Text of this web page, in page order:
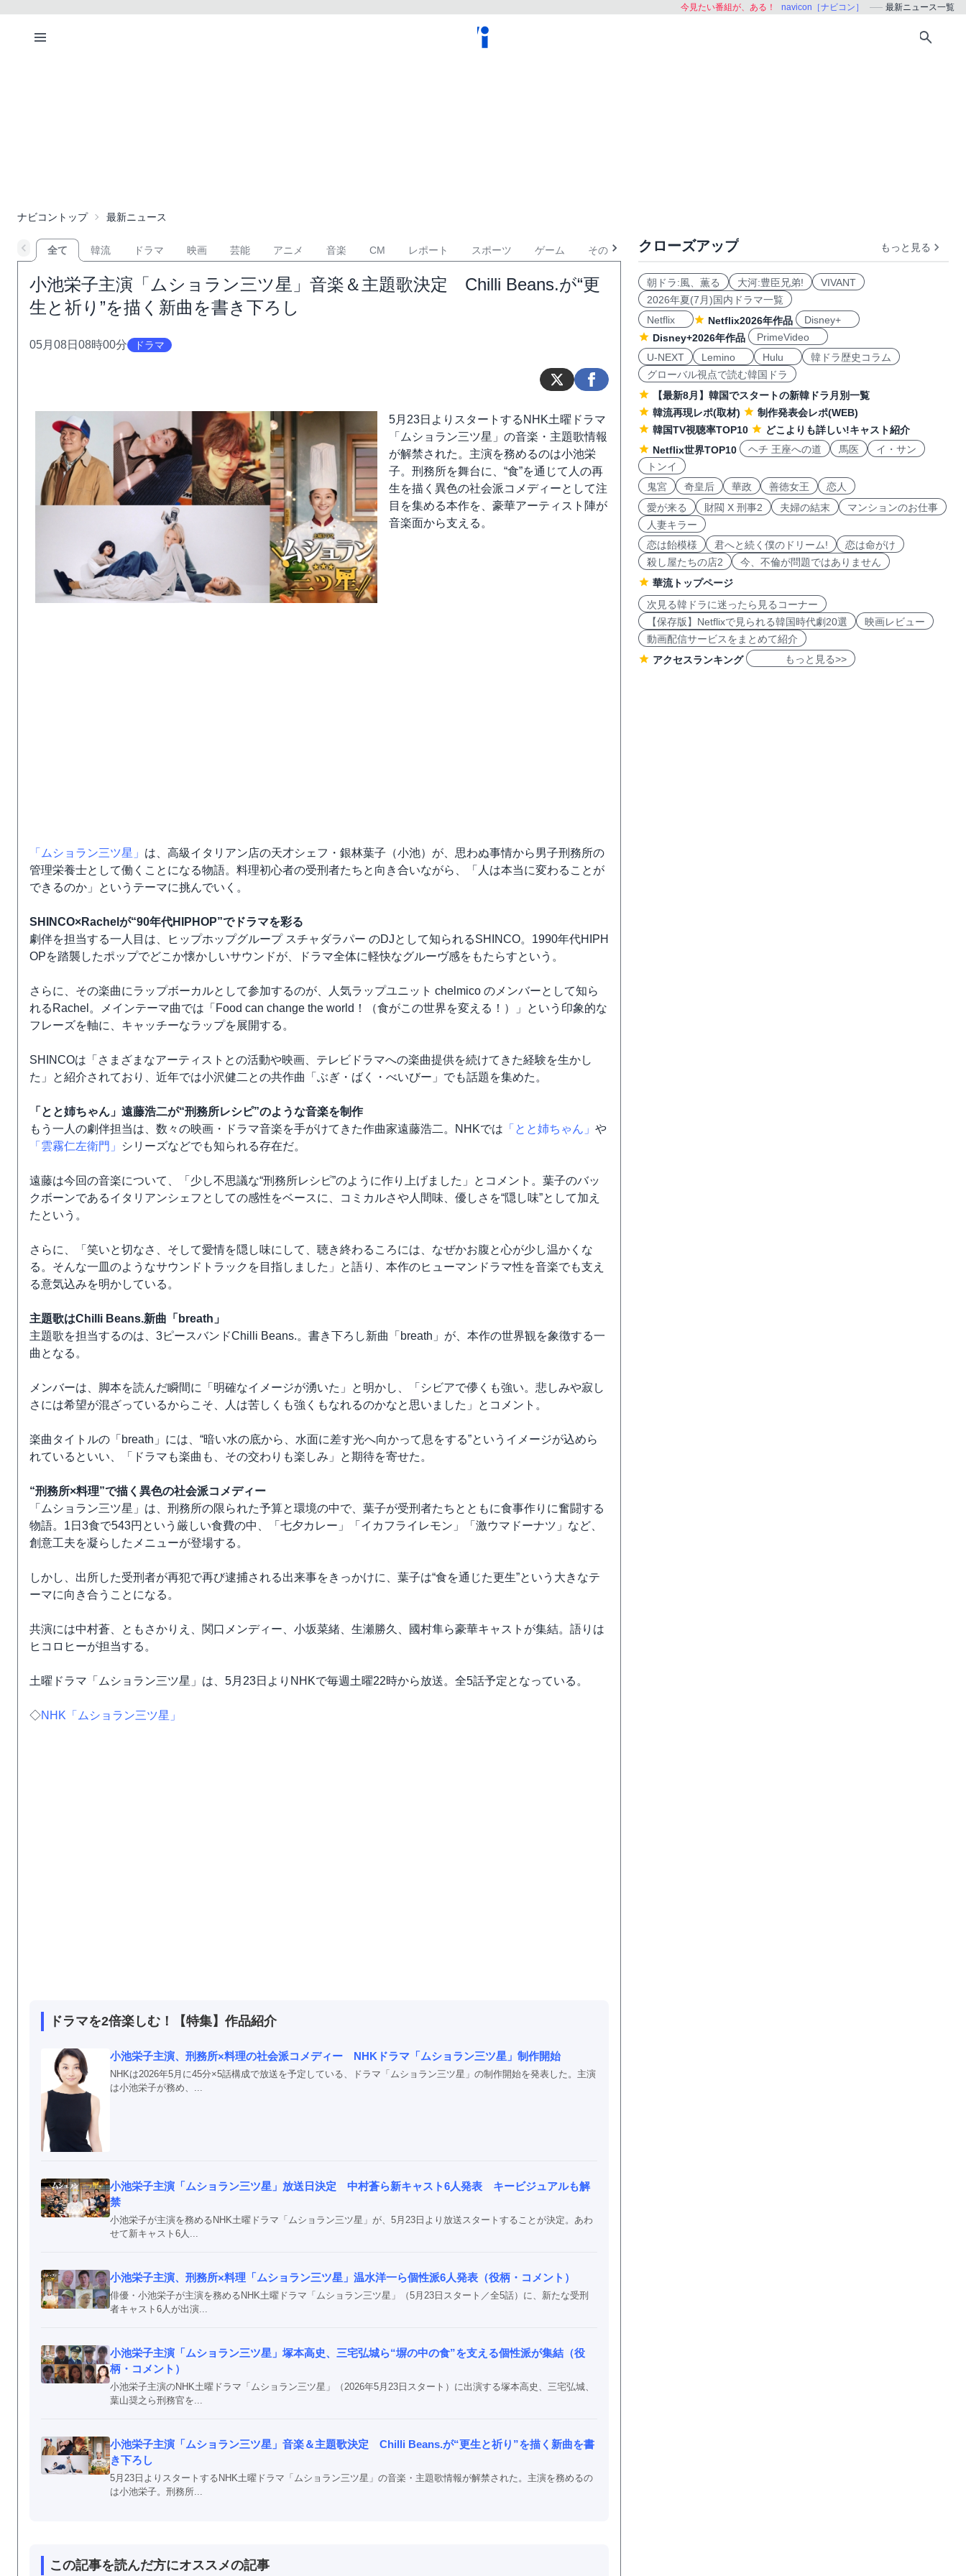
今見たい番組が、ある！ navicon［ナビコン］ 最新ニュース一覧
ナビコントップ 最新ニュース
全て 韓流 ドラマ 映画 芸能 アニメ 音楽 CM レポート スポーツ ゲーム その他
小池栄子主演「ムショラン三ツ星」音楽＆主題歌決定 Chilli Beans.が“更
生と祈り”を描く新曲を書き下ろし
05月08日08時00分 ドラマ
5月23日よりスタートするNHK土曜ドラマ
「ムショラン三ツ星」の音楽・主題歌情報
が解禁された。主演を務めるのは小池栄
子。刑務所を舞台に、“食”を通じて人の再
生を描く異色の社会派コメディーとして注
目を集める本作を、豪華アーティスト陣が
音楽面から支える。
「ムショラン三ツ星」 は、高級イタリアン店の天才シェフ・銀林葉子（小池）が、思わぬ事情から男子刑務所の
管理栄養士として働くことになる物語。料理初心者の受刑者たちと向き合いながら、「人は本当に変わることが
できるのか」というテーマに挑んでいく。
SHINCO×Rachelが“90年代HIPHOP”でドラマを彩る
劇伴を担当する一人目は、ヒップホップグループ スチャダラパー のDJとして知られるSHINCO。1990年代HIPH
OPを踏襲したポップでどこか懐かしいサウンドが、ドラマ全体に軽快なグルーヴ感をもたらすという。
さらに、その楽曲にラップボーカルとして参加するのが、人気ラップユニット chelmico のメンバーとして知ら
れるRachel。メインテーマ曲では「Food can change the world！（食がこの世界を変える！）」という印象的な
フレーズを軸に、キャッチーなラップを展開する。
SHINCOは「さまざまなアーティストとの活動や映画、テレビドラマへの楽曲提供を続けてきた経験を生かし
た」と紹介されており、近年では小沢健二との共作曲「ぶぎ・ばく・べいびー」でも話題を集めた。
「とと姉ちゃん」遠藤浩二が“刑務所レシピ”のような音楽を制作
もう一人の劇伴担当は、数々の映画・ドラマ音楽を手がけてきた作曲家遠藤浩二。NHKでは 「とと姉ちゃん」 や
「雲霧仁左衛門」
シリーズなどでも知られる存在だ。
遠藤は今回の音楽について、「少し不思議な“刑務所レシピ”のように作り上げました」とコメント。葉子のバッ
クボーンであるイタリアンシェフとしての感性をベースに、コミカルさや人間味、優しさを“隠し味”として加え
たという。
さらに、「笑いと切なさ、そして愛情を隠し味にして、聴き終わるころには、なぜかお腹と心が少し温かくな
る。そんな一皿のようなサウンドトラックを目指しました」と語り、本作のヒューマンドラマ性を音楽でも支え
る意気込みを明かしている。
主題歌はChilli Beans.新曲「breath」
主題歌を担当するのは、3ピースバンドChilli Beans.。書き下ろし新曲「breath」が、本作の世界観を象徴する一
曲となる。
メンバーは、脚本を読んだ瞬間に「明確なイメージが湧いた」と明かし、「シビアで儚くも強い。悲しみや寂し
さには希望が混ざっているからこそ、人は苦しくも強くもなれるのかなと思いました」とコメント。
楽曲タイトルの「breath」には、“暗い水の底から、水面に差す光へ向かって息をする”というイメージが込めら
れているといい、「ドラマも楽曲も、その交わりも楽しみ」と期待を寄せた。
“刑務所×料理”で描く異色の社会派コメディー
「ムショラン三ツ星」は、刑務所の限られた予算と環境の中で、葉子が受刑者たちとともに食事作りに奮闘する
物語。1日3食で543円という厳しい食費の中、「七夕カレー」「イカフライレモン」「激ウマドーナツ」など、
創意工夫を凝らしたメニューが登場する。
しかし、出所した受刑者が再犯で再び逮捕される出来事をきっかけに、葉子は“食を通じた更生”という大きなテ
ーマに向き合うことになる。
共演には中村蒼、ともさかりえ、関口メンディー、小坂菜緒、生瀬勝久、國村隼ら豪華キャストが集結。語りは
ヒコロヒーが担当する。
土曜ドラマ「ムショラン三ツ星」は、5月23日よりNHKで毎週土曜22時から放送。全5話予定となっている。
◇NHK「ムショラン三ツ星」
ドラマを2倍楽しむ！【特集】作品紹介
小池栄子主演、刑務所×料理の社会派コメディー NHKドラマ「ムショラン三ツ星」制作開始
NHKは2026年5月に45分×5話構成で放送を予定している、ドラマ「ムショラン三ツ星」の制作開始を発表した。主演
は小池栄子が務め、...
小池栄子主演「ムショラン三ツ星」放送日決定 中村蒼ら新キャスト6人発表 キービジュアルも解
禁
小池栄子が主演を務めるNHK土曜ドラマ「ムショラン三ツ星」が、5月23日より放送スタートすることが決定。あわ
せて新キャスト6人...
小池栄子主演、刑務所×料理「ムショラン三ツ星」温水洋一ら個性派6人発表（役柄・コメント）
俳優・小池栄子が主演を務めるNHK土曜ドラマ「ムショラン三ツ星」（5月23日スタート／全5話）に、新たな受刑
者キャスト6人が出演...
小池栄子主演「ムショラン三ツ星」塚本高史、三宅弘城ら“塀の中の食”を支える個性派が集結（役
柄・コメント）
小池栄子主演のNHK土曜ドラマ「ムショラン三ツ星」（2026年5月23日スタート）に出演する塚本高史、三宅弘城、
葉山奨之ら刑務官を...
小池栄子主演「ムショラン三ツ星」音楽＆主題歌決定 Chilli Beans.が“更生と祈り”を描く新曲を書
き下ろし
5月23日よりスタートするNHK土曜ドラマ「ムショラン三ツ星」の音楽・主題歌情報が解禁された。主演を務めるの
は小池栄子。刑務所...
この記事を読んだ方にオススメの記事
クローズアップ もっと見る
朝ドラ:風、薫る 大河:豊臣兄弟!
VIVANT
2026年夏(7月)国内ドラマ一覧
Netflix
Netflix2026年作品
Disney+
Disney+2026年作品
PrimeVideo
U-NEXT
Lemino Hulu
韓ドラ歴史コラム
グローバル視点で読む韓国ドラ
【最新8月】韓国でスタートの新韓ドラ月別一覧
韓流再現レポ(取材)
制作発表会レポ(WEB)
韓国TV視聴率TOP10
どこよりも詳しい!キャスト紹介
Netflix世界TOP10
ヘチ 王座への道 馬医
イ・サン
トンイ
鬼宮
奇皇后 華政 善徳女王
恋人
愛が来る
財閥 X 刑事2 夫婦の結末
マンションのお仕事
人妻キラー
恋は飴模様
君へと続く僕のドリーム!
恋は命がけ
殺し屋たちの店2
今、不倫が問題ではありません
華流トップページ
次見る韓ドラに迷ったら見るコーナー
【保存版】Netflixで見られる韓国時代劇20選
映画レビュー
動画配信サービスをまとめて紹介
アクセスランキング
もっと見る>>